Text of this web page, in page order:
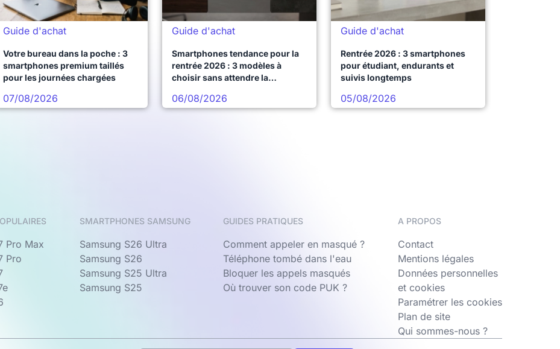
Guide d'achat
Votre bureau dans la poche : 3
smartphones premium taillés
pour les journées chargées
07/08/2026
Guide d'achat
Smartphones tendance pour la
rentrée 2026 : 3 modèles à
choisir sans attendre la
06/08/2026
Guide d'achat
Rentrée 2026 : 3 smartphones
pour étudiant, endurants et
suivis longtemps
05/08/2026
Pro Max
Pro
SMARTPHONES SAMSUNG
Samsung S26 Ultra
Samsung S26
Samsung S25 Ultra
Samsung S25
GUIDES PRATIQUES
Comment appeler en masqué ?
Téléphone tombé dans l'eau
Bloquer les appels masqués
Où trouver son code PUK ?
A PROPOS
Contact
Mentions légales
Données personnelles
et cookies
Paramétrer les cookies
Plan de site
Qui sommes-nous ?